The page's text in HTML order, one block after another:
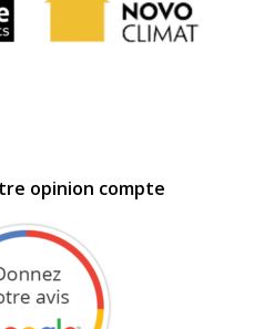
opinion compte